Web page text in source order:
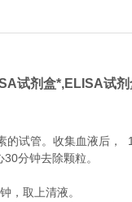
试剂盒*,ELISA试
管。收集血液后，
分钟去除颗粒。
取上清液。